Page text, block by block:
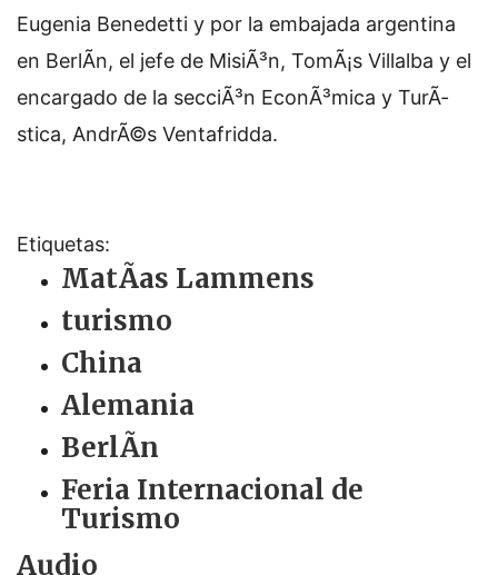
Eugenia Benedetti y por la embajada argentina
en BerlÃ­n, el jefe de MisiÃ³n, TomÃ¡s Villalba y el
encargado de la secciÃ³n EconÃ³mica y TurÃ­
stica, AndrÃ©s Ventafridda.
Etiquetas:
MatÃ­as Lammens
turismo
China
Alemania
BerlÃ­n
Feria Internacional de
Turismo
Audio